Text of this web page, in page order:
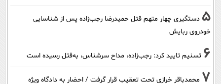
5 دستگیری چهار متهم قتل حمیدرضا رجب‌زاده پس از شناسایی
خودروی ربایش
6 تسنیم تایید کرد: رجب‌زاده، مداح سرشناس، به‌قتل رسیده است
7 محمدباقر خرازی تحت تعقیب قرار گرفت / احضار به دادگاه ویژه